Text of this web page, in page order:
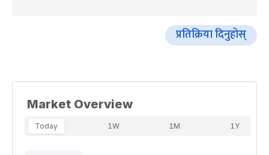
प्रतिक्रिया दिनुहोस्